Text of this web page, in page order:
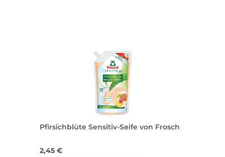
Pfirsichblüte Sensitiv-Seife von Frosch
Regulärer Preis:
2,45 €